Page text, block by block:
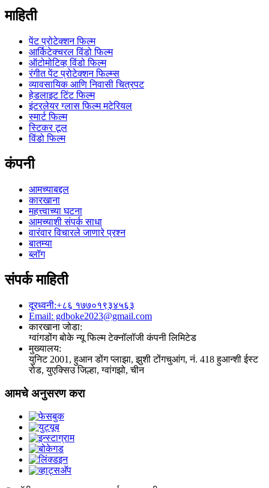
माहिती
पेंट प्रोटेक्शन फिल्म
आर्किटेक्चरल विंडो फिल्म
ऑटोमोटिव्ह विंडो फिल्म
रंगीत पेंट प्रोटेक्शन फिल्म्स
व्यावसायिक आणि निवासी चित्रपट
हेडलाइट टिंट फिल्म
इंटरलेयर ग्लास फिल्म मटेरियल
स्मार्ट फिल्म
स्टिकर टूल
विंडो फिल्म
कंपनी
आमच्याबद्दल
कारखाना
महत्त्वाच्या घटना
आमच्याशी संपर्क साधा
वारंवार विचारले जाणारे प्रश्न
बातम्या
ब्लॉग
संपर्क माहिती
दूरध्वनी:+८६ १७७०१९३४५६३
Email: gdboke2023@gmail.com
कारखाना जोडा:
ग्वांगडोंग बोके न्यू फिल्म टेक्नॉलॉजी कंपनी लिमिटेड
मुख्यालय:
युनिट 2001, हुआन डोंग प्लाझा, झुशी टोंगचुआंग, नं. 418 हुआन्शी ईस्ट
रोड, युएक्सिउ जिल्हा, ग्वांगझो, चीन
आमचे अनुसरण करा